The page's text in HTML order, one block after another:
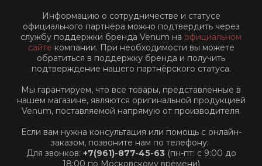
Информацию о сотрудничестве и статусе
официального партнёра можно подтвердить через
службу поддержки бренда Venum на официальном
сайте компании. При необходимости вы можете
обратиться в поддержку бренда и получить
подтверждение нашего партнёрского статуса.
Мы гарантируем, что все товары, представленные в
нашем магазине, являются оригинальной продукцией
Venum, поставляемой напрямую от производителя.
Если вам нужна консультация или помощь с онлайн-
заказом, позвоните нам по телефону:
Для звонков: +7(961)-877-45-63 (пн-пт: с 9:00 до